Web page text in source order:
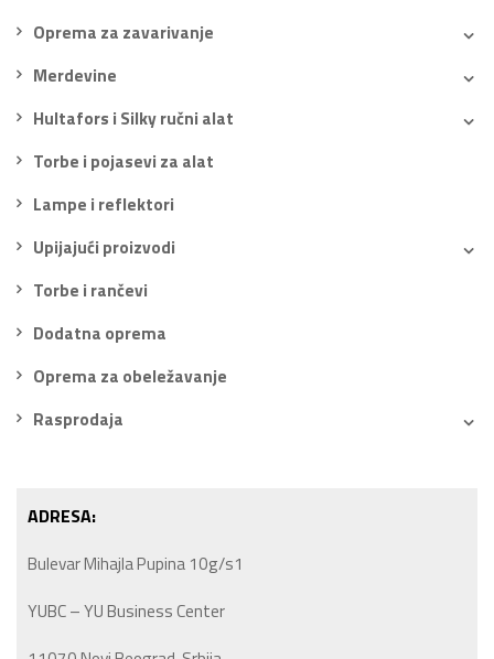
Oprema za zavarivanje
Merdevine
Hultafors i Silky ručni alat
Torbe i pojasevi za alat
Lampe i reflektori
Upijajući proizvodi
Torbe i rančevi
Dodatna oprema
Oprema za obeležavanje
Rasprodaja
ADRESA:
Bulevar Mihajla Pupina 10g/s1
YUBC – YU Business Center